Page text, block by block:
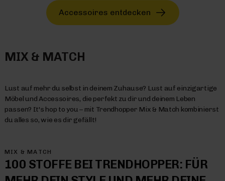
Accessoires entdecken
MIX & MATCH
Lust auf mehr du selbst in deinem Zuhause? Lust auf einzigartige
Möbel und Accessoires, die perfekt zu dir und deinem Leben
passen? It's hop to you – mit Trendhopper Mix & Match kombinierst
du alles so, wie es dir gefällt!
MIX & MATCH
100 STOFFE BEI TRENDHOPPER: FÜR